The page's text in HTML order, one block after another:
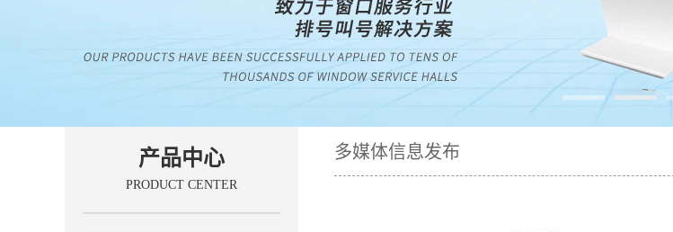
产品中心
PRODUCT CENTER
多媒体信息发布